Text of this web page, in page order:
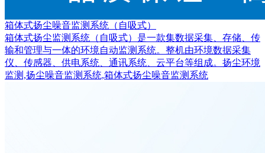
箱体式扬尘噪音监测系统（自吸式）
箱体式扬尘监测系统（自吸式）是一款集数据采集、存储、传
输和管理与一体的环境自动监测系统。整机由环境数据采集
仪、传感器、供电系统、通讯系统、云平台等组成。扬尘环境
监测,扬尘噪音监测系统,箱体式扬尘噪音监测系统